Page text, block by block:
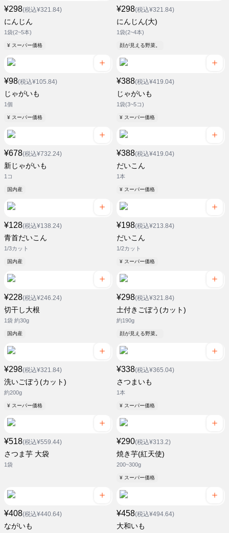
¥298(税込¥321.84)
にんじん
1袋(2~5本)
¥ スーパー価格
¥298(税込¥321.84)
にんじん(大)
1袋(2~4本)
顔が見える野菜。
¥98(税込¥105.84)
じゃがいも
1個
¥ スーパー価格
¥388(税込¥419.04)
じゃがいも
1袋(3~5コ)
¥ スーパー価格
¥678(税込¥732.24)
新じゃがいも
1コ
国内産
¥388(税込¥419.04)
だいこん
1本
¥ スーパー価格
¥128(税込¥138.24)
青首だいこん
1/3カット
国内産
¥198(税込¥213.84)
だいこん
1/2カット
¥ スーパー価格
¥228(税込¥246.24)
切干し大根
1袋 約30g
国内産
¥298(税込¥321.84)
土付きごぼう(カット)
約190g
顔が見える野菜。
¥298(税込¥321.84)
洗いごぼう(カット)
約200g
¥ スーパー価格
¥338(税込¥365.04)
さつまいも
1本
¥ スーパー価格
¥518(税込¥559.44)
さつま芋 大袋
1袋
¥290(税込¥313.2)
焼き芋(紅天使)
200~300g
¥ スーパー価格
¥408(税込¥440.64)
ながいも
¥458(税込¥494.64)
大和いも